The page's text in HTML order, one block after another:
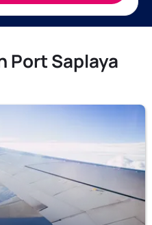
Port Saplaya